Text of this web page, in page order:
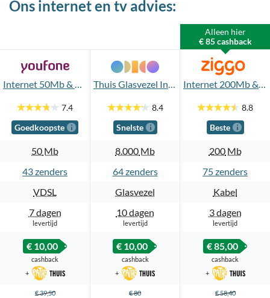
Ons internet en tv advies:
Alleen hier
€ 85 cashback
Internet 50Mb & TV Standaard
7.4
Goedkoopste
Thuis Glasvezel Internet 8.000Mb en TV App
8.4
Snelste
Internet 200Mb & TV Start
8.8
Beste
50 Mb 8.000 Mb 200Mb
43
64
75
VDSL
Glasvezel
Kabel
7 dagen
levertijd
10 dagen
levertijd
3 dagen
levertijd
€ 10,00
cashback
+
€ 10,00
cashback
+
€ 85,00
cashback
+
€ 39,50 € 80 € 58,40